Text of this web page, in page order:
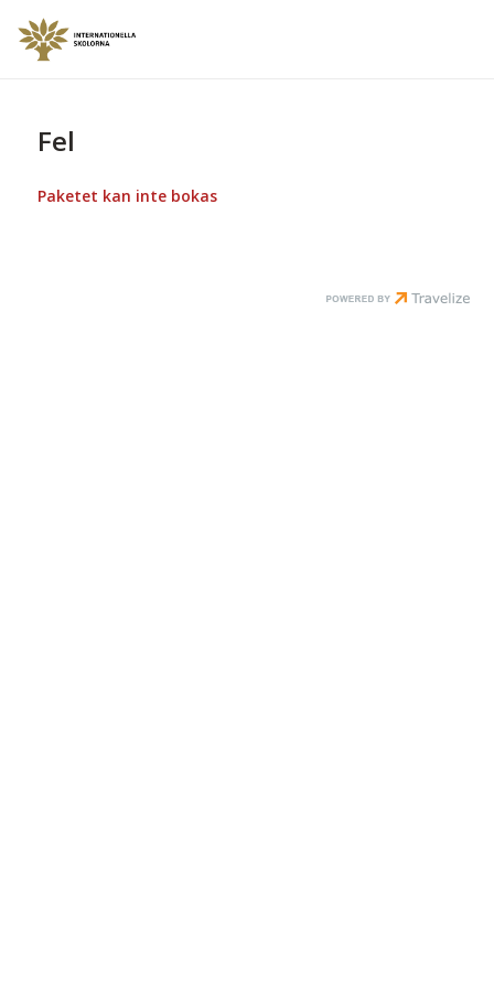
Fel
Paketet kan inte bokas